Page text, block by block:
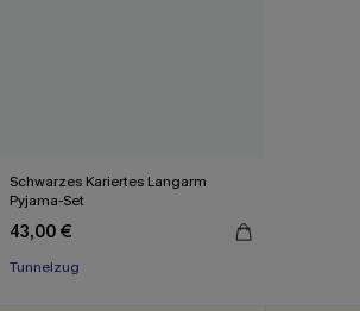
Schwarzes Kariertes Langarm
Pyjama-Set
43,00 €
Tunnelzug